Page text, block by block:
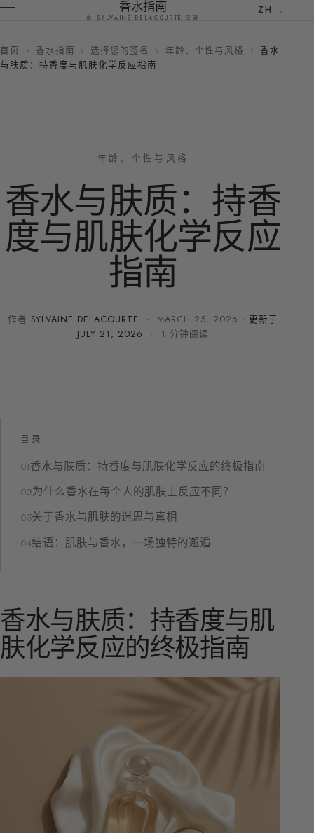
香水指南
由 SYLVAINE DELACOURTE 呈献
ZH
首页 › 香水指南 › 选择您的签名 › 年龄、个性与风格 › 香水
与肤质：持香度与肌肤化学反应指南
年龄、个性与风格
香水与肤质：持香
度与肌肤化学反应
指南
作者 SYLVAINE DELACOURTE · MARCH 25, 2026 · 更新于
JULY 21, 2026
· 1 分钟阅读
目录
香水与肤质：持香度与肌肤化学反应的终极指南
为什么香水在每个人的肌肤上反应不同？
关于香水与肌肤的迷思与真相
结语：肌肤与香水，一场独特的邂逅
香水与肤质：持香度与肌
肤化学反应的终极指南